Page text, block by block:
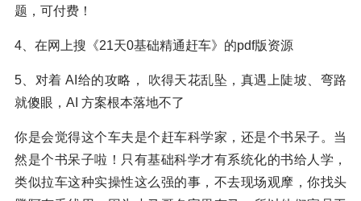
题，可付费！
4、在网上搜《21天0基础精通赶车》的pdf版资源
5、对着 AI给的攻略， 吹得天花乱坠，真遇上陡坡、弯路
就傻眼，AI 方案根本落地不了
你是会觉得这个车夫是个赶车科学家，还是个书呆子。当
然是个书呆子啦！只有基础科学才有系统化的书给人学，
类似拉车这种实操性这么强的事，不去现场观摩，你找头